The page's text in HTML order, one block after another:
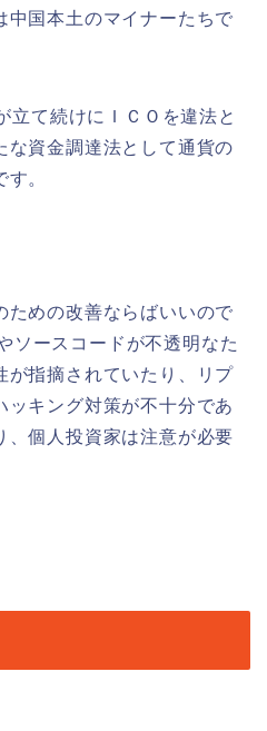
国本土のマイナーたちで
立て続けにＩＣＯを違法と
な資金調達法として通貨の
。
ための改善ならばいいので
ソースコードが不透明なた
が指摘されていたり、リプ
ッキング対策が不十分であ
、個人投資家は注意が必要